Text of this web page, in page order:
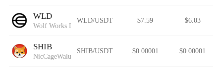
WLD
Wolf Works DAO
WLD/USDT $7.59 $6.03
SHIB
NicCageWaluigiElmo42069Inu
SHIB/USDT $0.00001 $0.00001